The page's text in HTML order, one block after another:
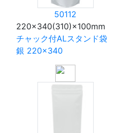
50112
220×340(310)×100mm
チャック付ALスタンド袋
銀 220×340